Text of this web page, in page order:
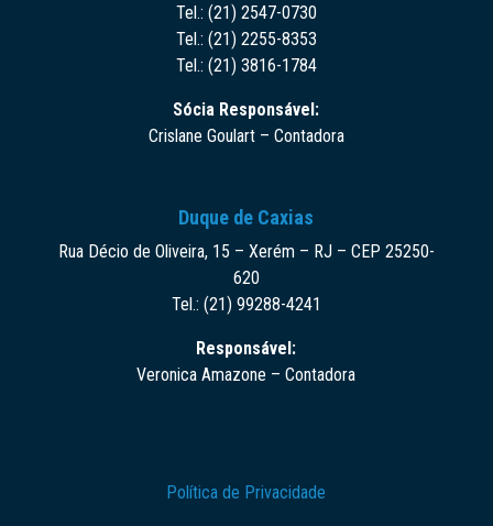
Tel.: (21) 2547-0730
Tel.: (21) 2255-8353
Tel.: (21) 3816-1784
Sócia Responsável:
Crislane Goulart – Contadora
Duque de Caxias
Rua Décio de Oliveira, 15 – Xerém – RJ – CEP 25250-
620
Tel.: (21) 99288-4241
Responsável:
Veronica Amazone – Contadora
Política de Privacidade